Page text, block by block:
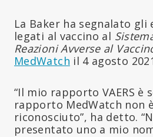
La Baker ha segnalato gli
legati al vaccino al
Reazioni Avverse al
MedWatch il 4 agosto
“Il mio rapporto VAERS è
rapporto MedWatch non
riconosciuto”, ha detto.
presentato uno a mio